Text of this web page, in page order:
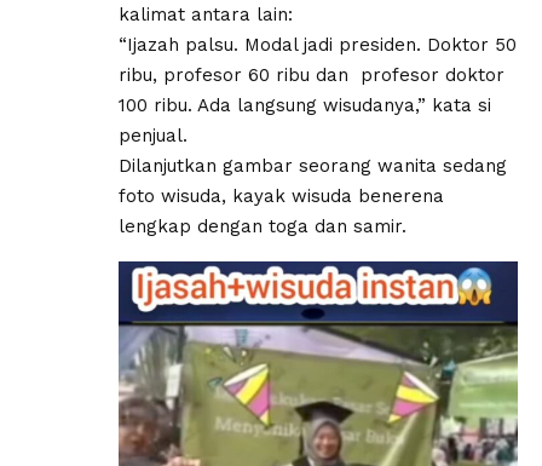
kalimat antara lain:
“Ijazah palsu. Modal jadi presiden. Doktor 50
ribu, profesor 60 ribu dan profesor doktor
100 ribu. Ada langsung wisudanya,” kata si
penjual.
Dilanjutkan gambar seorang wanita sedang
foto wisuda, kayak wisuda benerena
lengkap dengan toga dan samir.